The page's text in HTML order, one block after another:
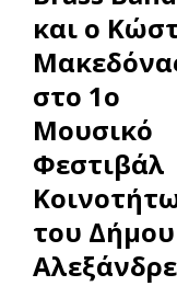
και ο
στο 1ο
Μουσικό
Φεστιβάλ
του Δήμου